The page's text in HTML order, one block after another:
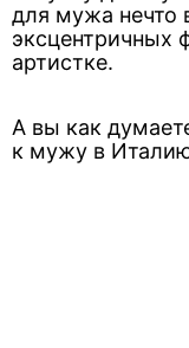
для мужа нечто
эксцентричных
артистке.
А вы как
к мужу в